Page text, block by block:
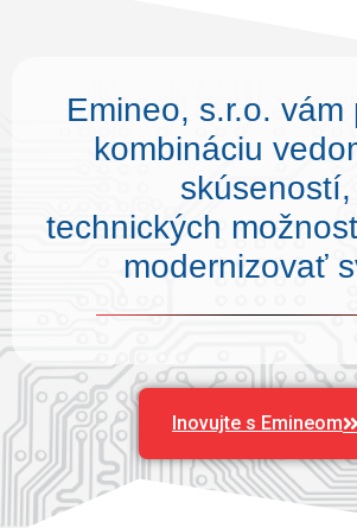
Emineo, s.r.o. vám
kombináciu
skúseností,
technických
modernizovať
Inovujte s Emineom